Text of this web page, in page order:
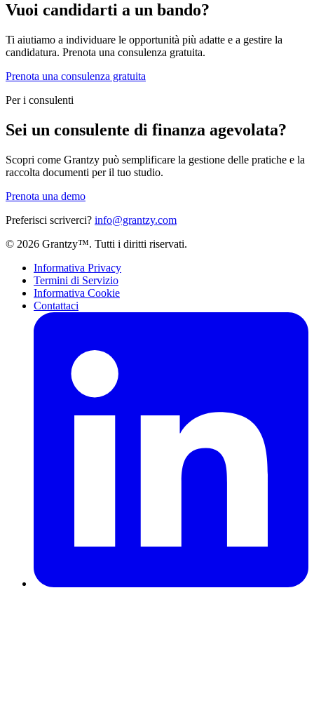
Vuoi candidarti a un bando?
Ti aiutiamo a individuare le opportunità più adatte e a gestire la
candidatura. Prenota una consulenza gratuita.
Prenota una consulenza gratuita
Per i consulenti
Sei un consulente di finanza agevolata?
Scopri come Grantzy può semplificare la gestione delle pratiche e la
raccolta documenti per il tuo studio.
Prenota una demo
Preferisci scriverci? info@grantzy.com
© 2026 Grantzy™. Tutti i diritti riservati.
Informativa Privacy
Termini di Servizio
Informativa Cookie
Contattaci